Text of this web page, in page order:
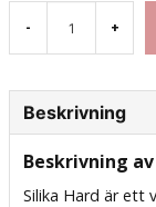
- +
Beskrivning
Beskrivning
Silika Hard är ett